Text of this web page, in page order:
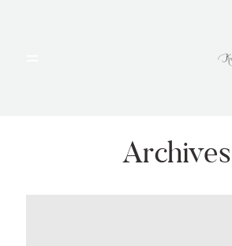
Archives
PORTFOLIO